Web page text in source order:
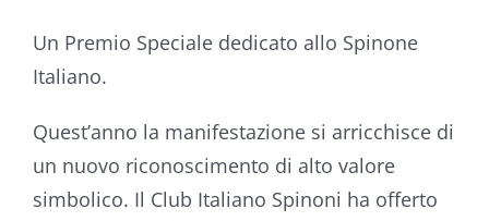
Un Premio Speciale dedicato allo Spinone
Italiano.
Quest’anno la manifestazione si arricchisce di
un nuovo riconoscimento di alto valore
simbolico. Il Club Italiano Spinoni ha offerto
VIII